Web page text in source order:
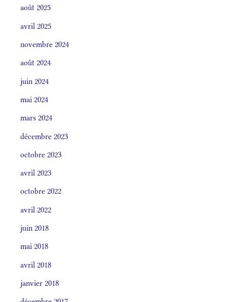
août 2025
avril 2025
novembre 2024
août 2024
juin 2024
mai 2024
mars 2024
décembre 2023
octobre 2023
avril 2023
octobre 2022
avril 2022
juin 2018
mai 2018
avril 2018
janvier 2018